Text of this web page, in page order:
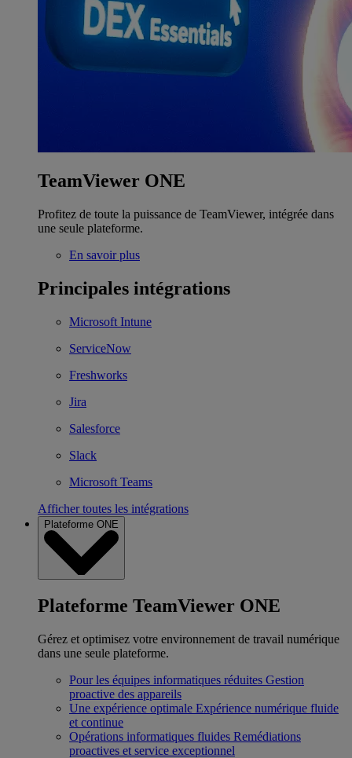
TeamViewer ONE
Profitez de toute la puissance de TeamViewer, intégrée dans
une seule plateforme.
En savoir plus
Principales intégrations
Microsoft Intune
ServiceNow
Freshworks
Jira
Salesforce
Slack
Microsoft Teams
Afficher toutes les intégrations
Plateforme ONE
Plateforme TeamViewer ONE
Gérez et optimisez votre environnement de travail numérique
dans une seule plateforme.
Pour les équipes informatiques réduites Gestion
proactive des appareils
Une expérience optimale Expérience numérique fluide
et continue
Opérations informatiques fluides Remédiations
proactives et service exceptionnel